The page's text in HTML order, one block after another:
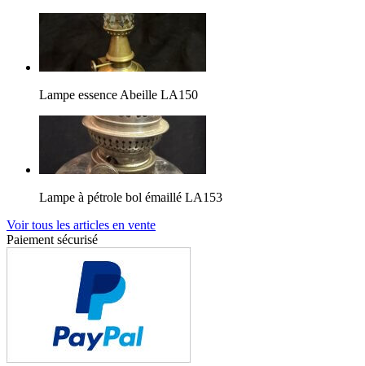
Lampe essence Abeille LA150
Lampe à pétrole bol émaillé LA153
Voir tous les articles en vente
Paiement sécurisé